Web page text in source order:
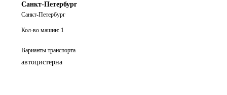
Санкт-Петербург
Санкт-Петербург
Кол-во машин: 1
Варианты транспорта
автоцистерна